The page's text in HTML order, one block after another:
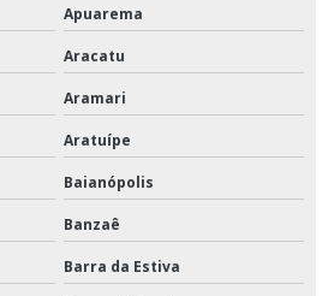
empresas
industrial
orçamento
condicionado
em ar condicionado
ar condicionado janela
Apuarema
Aracatu
Aramari
Aratuípe
Baianópolis
Banzaê
Barra da Estiva